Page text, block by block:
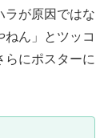
ラが原因ではな
ん」とツッコ
らにポスターに